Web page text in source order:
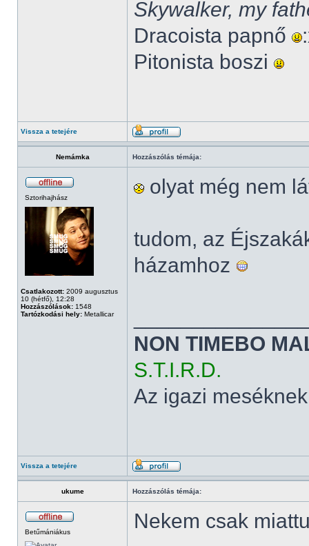
Skywalker, my
Dracoista papnő
Pitonista boszi
Vissza a tetejére
Nemámka Hozzászólás témája:
Sztorihajhász
Csatlakozott: 2009 augusztus
10 (hétfő), 12:28
Hozzászólások: 1548
Tartózkodási hely: Metallicar
olyat még nem
tudom, az
házamhoz
NON TIMEBO
S.T.I.R.D.
Az igazi
Vissza a tetejére
ukume Hozzászólás témája:
Betűmániákus Nekem csak